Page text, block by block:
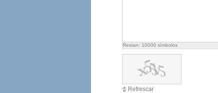
Restan: 10000 símbolos
Refrescar